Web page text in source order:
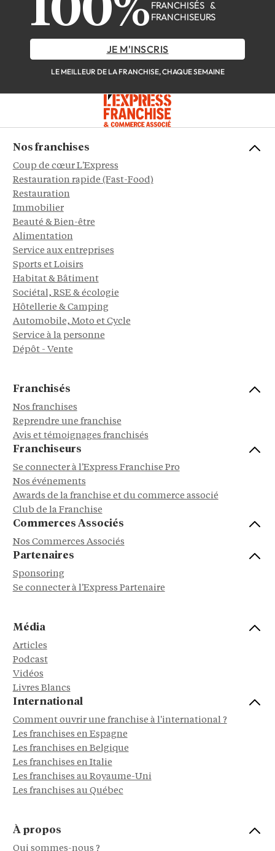
100% FRANCHISÉS &
FRANCHISEURS
JE M'INSCRIS
LE MEILLEUR DE LA FRANCHISE, CHAQUE SEMAINE
Nos franchises
Coup de cœur L'Express
Restauration rapide (Fast-Food)
Restauration
Immobilier
Beauté & Bien-être
Alimentation
Service aux entreprises
Sports et Loisirs
Habitat & Bâtiment
Sociétal, RSE & écologie
Hôtellerie & Camping
Automobile, Moto et Cycle
Service à la personne
Dépôt - Vente
Franchisés
Nos franchises
Reprendre une franchise
Avis et témoignages franchisés
Franchiseurs
Se connecter à l'Express Franchise Pro
Nos événements
Awards de la franchise et du commerce associé
Club de la Franchise
Commerces Associés
Nos Commerces Associés
Partenaires
Sponsoring
Se connecter à l'Express Partenaire
Média
Articles
Podcast
Vidéos
Livres Blancs
International
Comment ouvrir une franchise à l'international ?
Les franchises en Espagne
Les franchises en Belgique
Les franchises en Italie
Les franchises au Royaume-Uni
Les franchises au Québec
À propos
Qui sommes-nous ?